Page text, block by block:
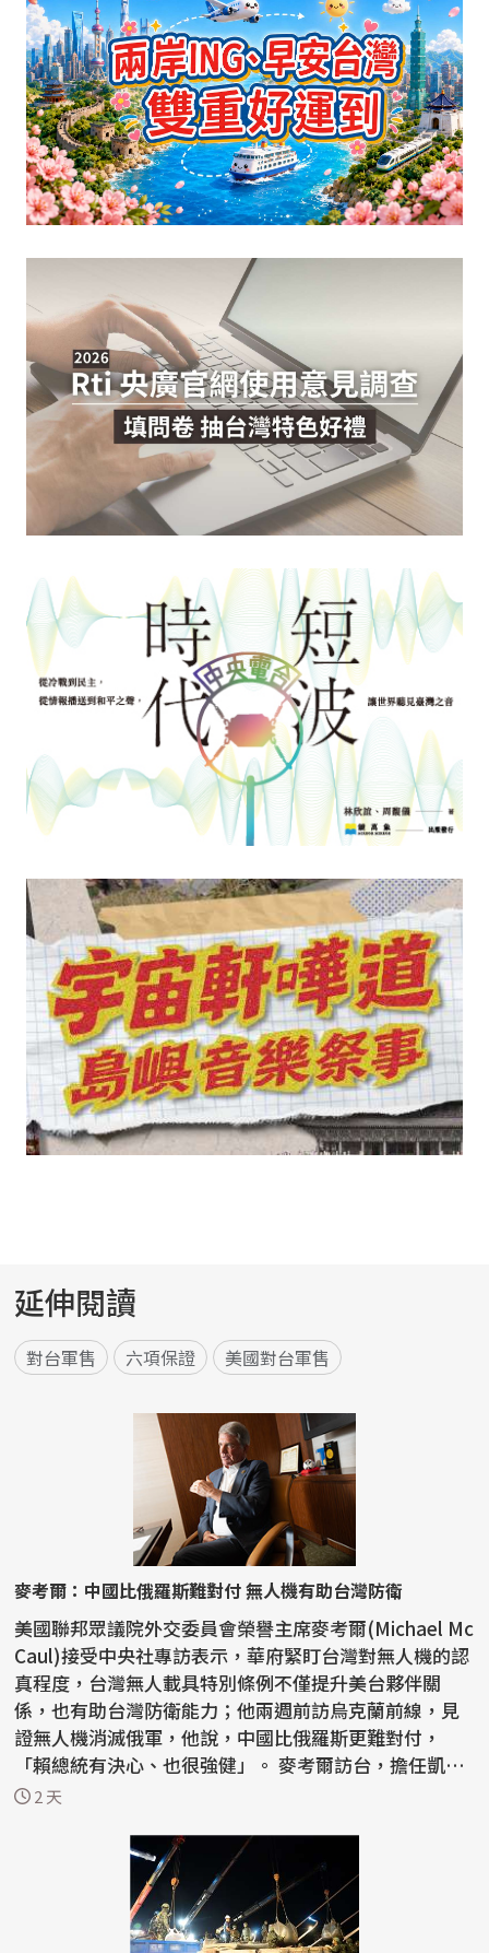
延伸閱讀
對台軍售 六項保證 美國對台軍售
麥考爾：中國比俄羅斯難對付 無人機有助台灣防衛
美國聯邦眾議院外交委員會榮譽主席麥考爾(Michael Mc
Caul)接受中央社專訪表示，華府緊盯台灣對無人機的認
真程度，台灣無人載具特別條例不僅提升美台夥伴關
係，也有助台灣防衛能力；他兩週前訪烏克蘭前線，見
證無人機消滅俄軍，他說，中國比俄羅斯更難對付，
「賴總統有決心、也很強健」。 麥考爾訪台，擔任凱達
格蘭論壇...
2 天